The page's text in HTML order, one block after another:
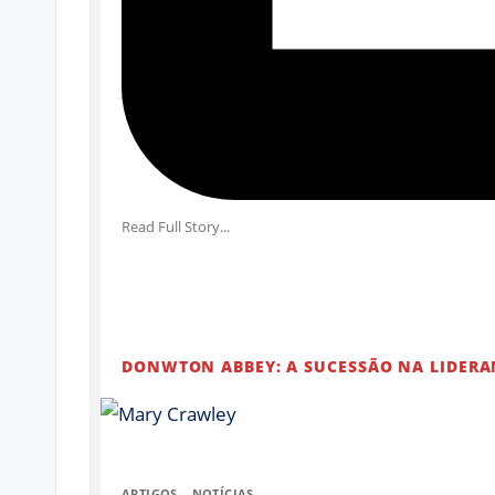
Read Full Story...
DONWTON ABBEY: A SUCESSÃO NA